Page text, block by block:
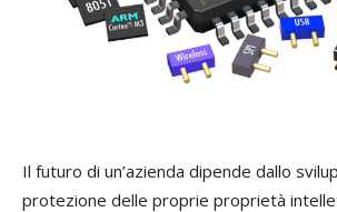
Il futuro di un’azienda dipende dallo
protezione delle proprie proprietà